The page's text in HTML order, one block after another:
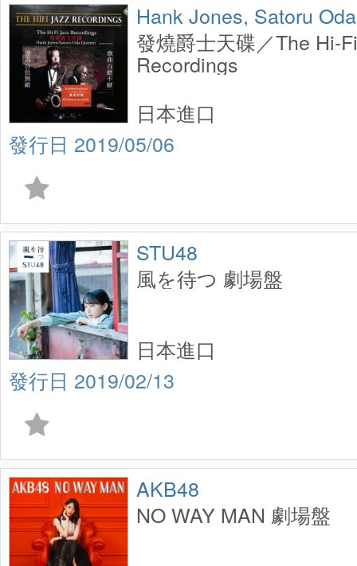
Hank Jones, Satoru
發燒爵士天碟／The Hi-
Recordings
2019/05/06
日本進口
STU48
風を待つ 劇場盤
2019/02/13
日本進口
AKB48
NO WAY MAN 劇場盤